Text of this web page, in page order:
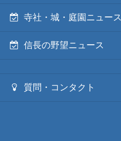
寺社・城・庭園ニュース
信長の野望ニュース
質問・コンタクト